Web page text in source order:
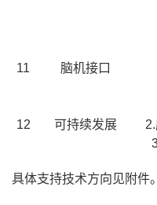
11 脑机接口
12 可持续发展
具体支持技术方向见附件。